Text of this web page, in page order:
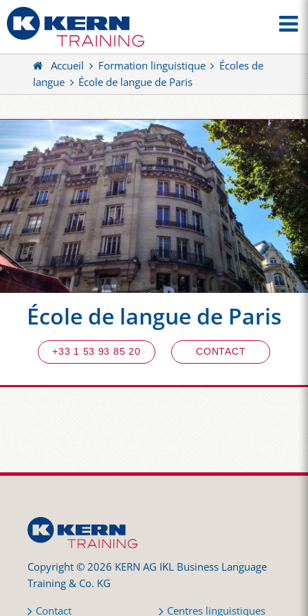
Accueil Formation linguistique
Écoles de
langue
École de langue de Paris
École de langue de Paris
+33 1 53 93 85 20 CONTACT
Copyright © 2026 KERN AG IKL Business Language
Training & Co. KG
Contact
Centres linguistiques